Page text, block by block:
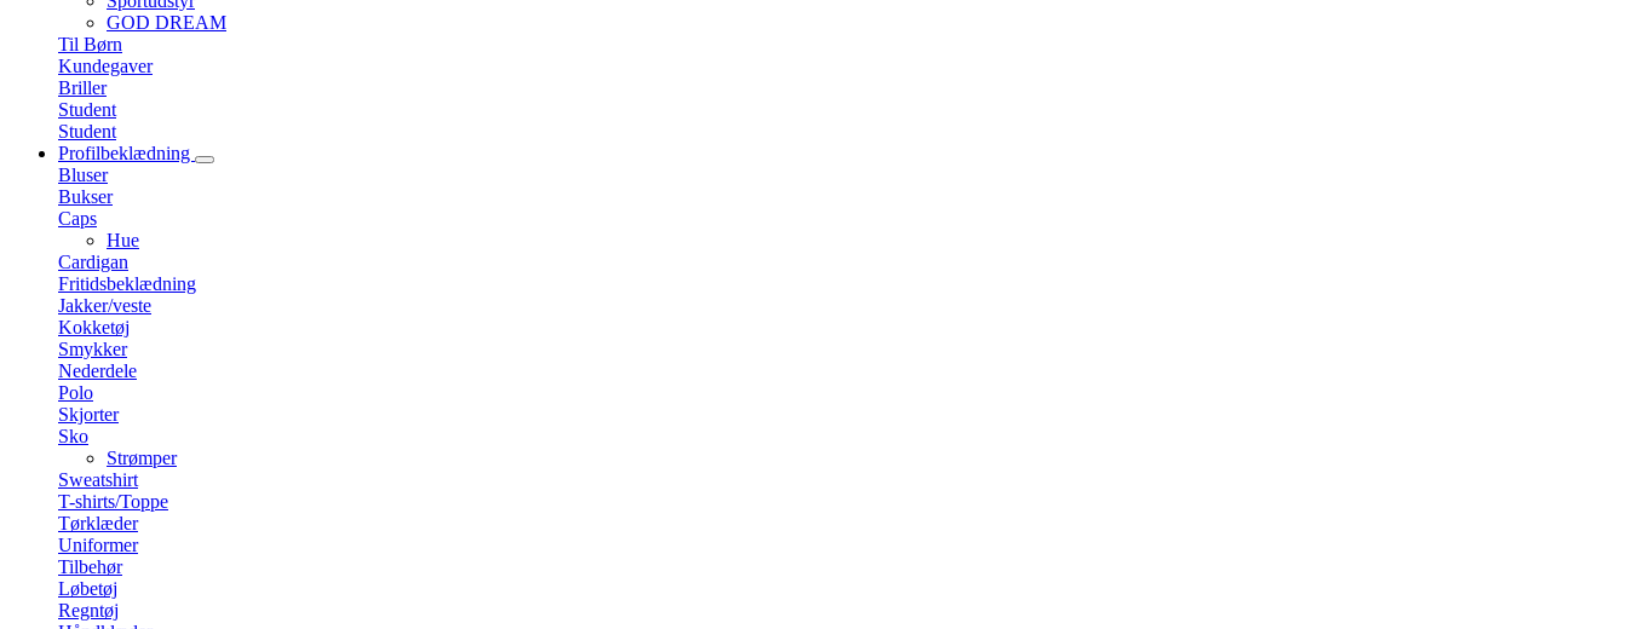
GOD DREAM
Til Børn
Kundegaver
Briller
Student
Student
Profilbeklædning
Bluser
Bukser
Caps
Hue
Cardigan
Fritidsbeklædning
Jakker/veste
Kokketøj
Smykker
Nederdele
Polo
Skjorter
Sko
Strømper
Sweatshirt
T-shirts/Toppe
Tørklæder
Uniformer
Tilbehør
Løbetøj
Regntøj